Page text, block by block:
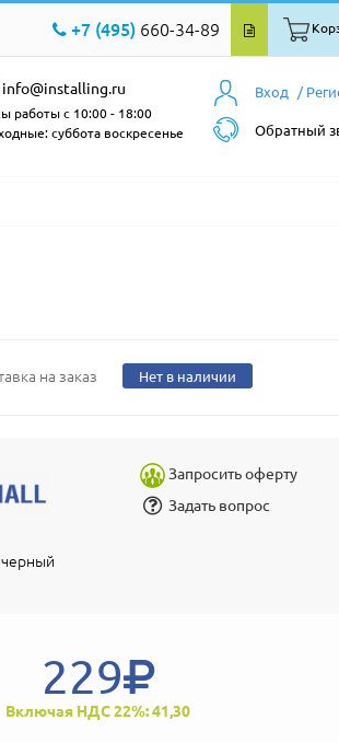
+7 (495) 660-34-89
Вход /
Обратный
info@installing.ru
работы с 10:00 - 18:00
суббота воскресенье
на заказ Нет в наличии
Запросить оферту
Задать вопрос
229
Включая НДС 22%: 41,30